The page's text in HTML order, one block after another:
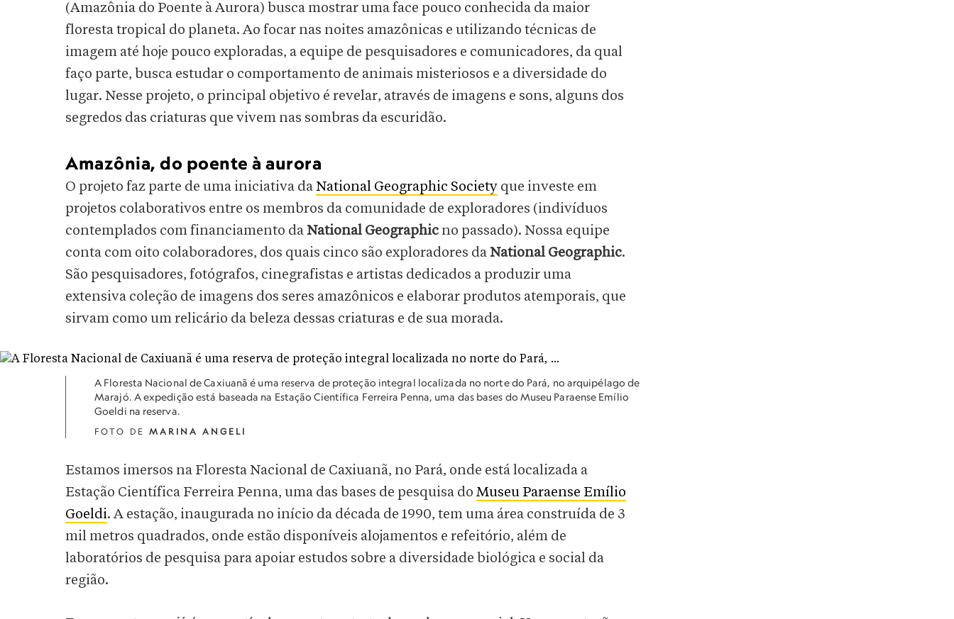
(Amazônia do Poente à Aurora) busca mostrar uma face pouco conhecida da maior
floresta tropical do planeta. Ao focar nas noites amazônicas e utilizando técnicas de
imagem até hoje pouco exploradas, a equipe de pesquisadores e comunicadores, da qual
faço parte, busca estudar o comportamento de animais misteriosos e a diversidade do
lugar. Nesse projeto, o principal objetivo é revelar, através de imagens e sons, alguns dos
segredos das criaturas que vivem nas sombras da escuridão.
Amazônia, do poente à aurora
O projeto faz parte de uma iniciativa da National Geographic Society que investe em
projetos colaborativos entre os membros da comunidade de exploradores (indivíduos
contemplados com financiamento da National Geographic no passado). Nossa equipe
conta com oito colaboradores, dos quais cinco são exploradores da National Geographic.
São pesquisadores, fotógrafos, cinegrafistas e artistas dedicados a produzir uma
extensiva coleção de imagens dos seres amazônicos e elaborar produtos atemporais, que
sirvam como um relicário da beleza dessas criaturas e de sua morada.
A Floresta Nacional de Caxiuanã é uma reserva de proteção integral localizada no norte do Pará, no arquipélago de
Marajó. A expedição está baseada na Estação Científica Ferreira Penna, uma das bases do Museu Paraense Emílio
Goeldi na reserva.
FOTO DE MARINA ANGELI
Estamos imersos na Floresta Nacional de Caxiuanã, no Pará, onde está localizada a
Estação Científica Ferreira Penna, uma das bases de pesquisa do Museu Paraense Emílio
Goeldi. A estação, inaugurada no início da década de 1990, tem uma área construída de 3
mil metros quadrados, onde estão disponíveis alojamentos e refeitório, além de
laboratórios de pesquisa para apoiar estudos sobre a diversidade biológica e social da
região.